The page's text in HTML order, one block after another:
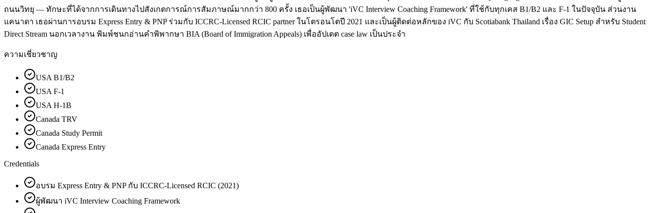
ถนนวิทยุ — ทักษะที่ได้จากการเดินทางไปสังเกตการณ์การสัมภาษณ์มากกว่า 800 ครั้ง เธอเป็นผู้พัฒนา 'iVC Interview Coaching Framework' ที่ใช้กับทุกเคส B1/B2 และ F-1 ในปัจจุบัน ส่วนงาน
แคนาดา เธอผ่านการอบรม Express Entry & PNP ร่วมกับ ICCRC-Licensed RCIC partner ในโตรอนโตปี 2021 และเป็นผู้ติดต่อหลักของ iVC กับ Scotiabank Thailand เรื่อง GIC Setup สำหรับ Student
Direct Stream นอกเวลางาน พิมพ์ชนกอ่านคำพิพากษา BIA (Board of Immigration Appeals) เพื่ออัปเดต case law เป็นประจำ
ความเชี่ยวชาญ
USA B1/B2
USA F-1
USA H-1B
Canada TRV
Canada Study Permit
Canada Express Entry
Credentials
อบรม Express Entry & PNP กับ ICCRC-Licensed RCIC (2021)
ผู้พัฒนา iVC Interview Coaching Framework